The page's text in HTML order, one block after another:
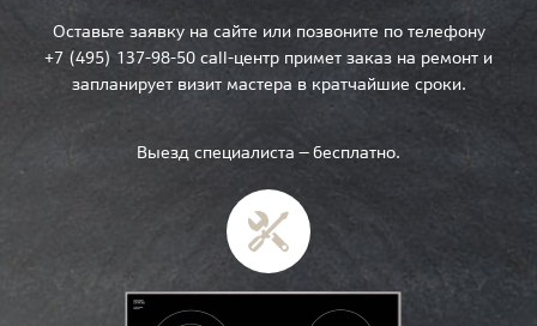
Оставьте заявку на сайте или позвоните по телефону
+7 (495) 137-98-50 call-центр примет заказ на ремонт и
запланирует визит мастера в кратчайшие сроки.
Выезд специалиста — бесплатно.